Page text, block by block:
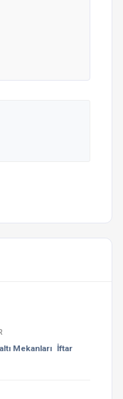
Mekanları İftar